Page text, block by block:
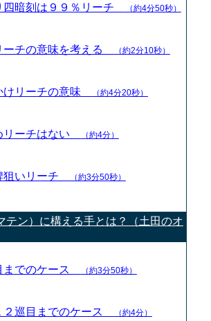
四暗刻は９９％リーチ （約4分50秒）
ーチの意味を考える （約2分10秒）
けリーチの意味 （約4分20秒）
リーチはない （約4分）
狙いリーチ （約3分50秒）
テン）に構える手とは？（土田のオ
までのケース （約3分50秒）
２巡目までのケース （約4分）